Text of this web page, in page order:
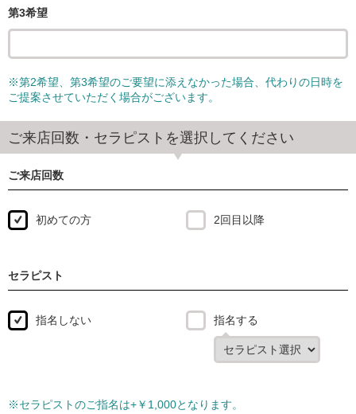
第3希望
※第2希望、第3希望のご要望に添えなかった場合、代わりの日時を
ご提案させていただく場合がございます。
ご来店回数・セラピストを選択してください
ご来店回数
初めての方 2回目以降
セラピスト
指名しない 指名する
※セラピストのご指名は+￥1,000となります。